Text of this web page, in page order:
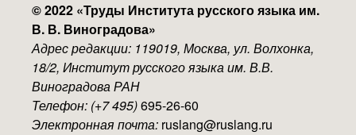
© 2022 «Труды Института русского языка им.
В. В. Виноградова»
Адрес редакции: 119019, Москва, ул. Волхонка,
18/2, Институт русского языка им. В.В.
Виноградова РАН
Телефон: (+7 495)695-26-60
Электронная почта: ruslang@ruslang.ru